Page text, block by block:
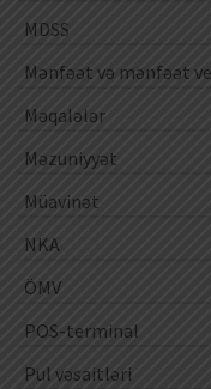
MDSS
Mənfəət və mənfəət
Məqalələr
Məzuniyyət
Müavinət
NKA
ÖMV
POS-terminal
Pul vəsaitləri